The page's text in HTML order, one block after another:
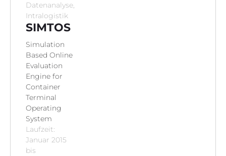
Kontakt
Datenanalyse,
Intralogistik
SIMTOS
Simulation
Based Online
Evaluation
Engine for
Container
Terminal
Operating
System
Laufzeit:
Januar 2015
bis